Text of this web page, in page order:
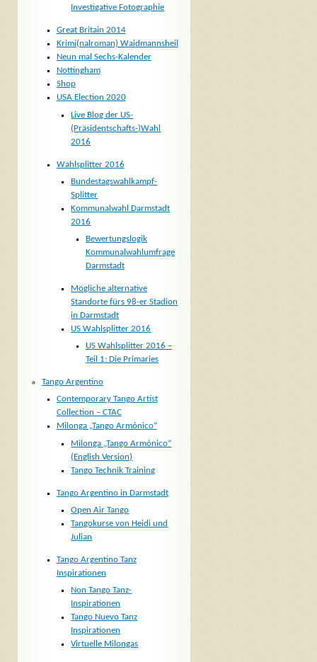
Investigative Fotographie
Great Britain 2014
Krimi(nalroman) Waidmannsheil
Neun mal Sechs-Kalender
Nottingham
Shop
USA Election 2020
Live Blog der US-
(Präsidentschafts-)Wahl
2016
Wahlsplitter 2016
Bundestagswahlkampf-
Splitter
Kommunalwahl Darmstadt
2016
Bewertungslogik
Kommunalwahlumfrage
Darmstadt
Mögliche alternative
Standorte fürs 98-er Stadion
in Darmstadt
US Wahlsplitter 2016
US Wahlsplitter 2016 –
Teil 1: Die Primaries
Tango Argentino
Contemporary Tango Artist
Collection – CTAC
Milonga „Tango Armónico“
Milonga „Tango Armónico“
(English Version)
Tango Technik Training
Tango Argentino in Darmstadt
Open Air Tango
Tangokurse von Heidi und
Julian
Tango Argentino Tanz
Inspirationen
Non Tango Tanz-
Inspirationen
Tango Nuevo Tanz
Inspirationen
Virtuelle Milongas